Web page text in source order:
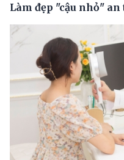
Làm đẹp "cậu nhỏ" an